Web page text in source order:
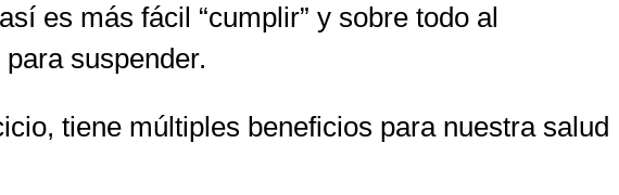
es más fácil “cumplir” y sobre todo al
suspender.
tiene múltiples beneficios para nuestra salud